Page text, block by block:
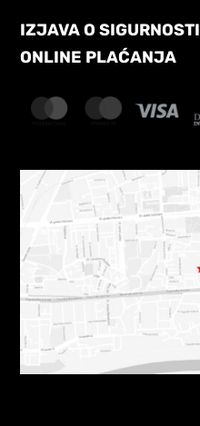
IZJAVA O SIGURNOSTI
ONLINE PLAĆANJA